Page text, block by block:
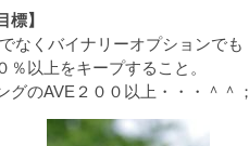
標】
なくバイナリーオプションでも
％以上をキープすること。
グのAVE２００以上・・・＾＾；